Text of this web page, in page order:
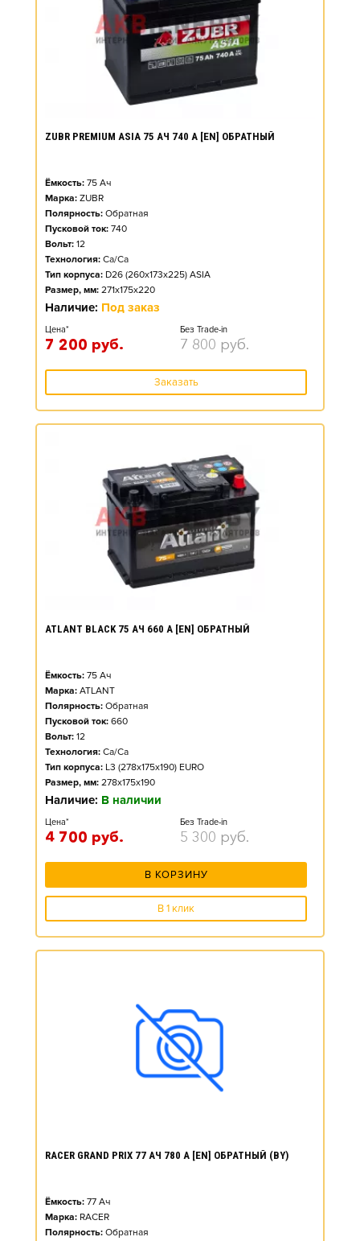
ZUBR PREMIUM ASIA 75 АЧ 740 А [EN] ОБРАТНЫЙ
Ёмкость: 75 Ач
Марка: ZUBR
Полярность: Обратная
Пусковой ток: 740
Вольт: 12
Технология: Ca/Ca
Тип корпуса: D26 (260x173x225) ASIA
Размер, мм: 271x175x220
Наличие: Под заказ
Цена*
7 200 руб.
Без Trade-in
7 800 руб.
Заказать
ATLANT BLACK 75 АЧ 660 А [EN] ОБРАТНЫЙ
Ёмкость: 75 Ач
Марка: ATLANT
Полярность: Обратная
Пусковой ток: 660
Вольт: 12
Технология: Ca/Ca
Тип корпуса: L3 (278x175x190) EURO
Размер, мм: 278x175x190
Наличие: В наличии
Цена*
4 700 руб.
Без Trade-in
5 300 руб.
В КОРЗИНУ
В 1 клик
RACER GRAND PRIX 77 АЧ 780 А [EN] ОБРАТНЫЙ (BY)
Ёмкость: 77 Ач
Марка: RACER
Полярность: Обратная